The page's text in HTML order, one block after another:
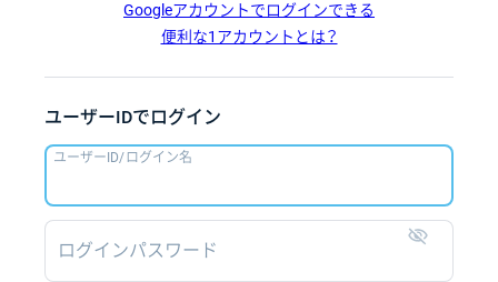
Googleアカウントでログインできる
便利な1アカウントとは？
ユーザーIDでログイン
ユーザーID/ログイン名
ログインパスワード